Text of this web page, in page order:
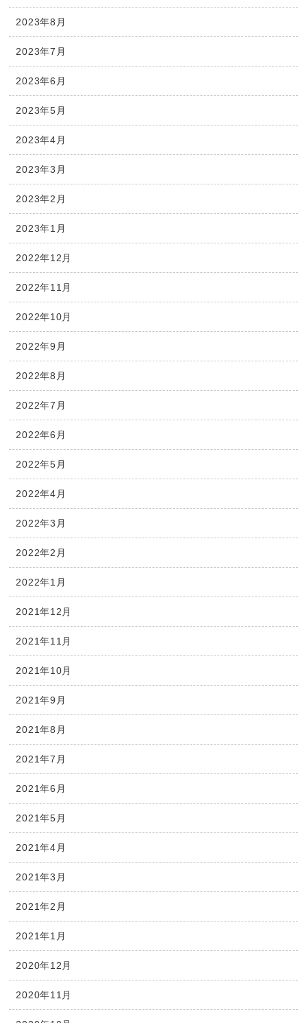
2023年8月
2023年7月
2023年6月
2023年5月
2023年4月
2023年3月
2023年2月
2023年1月
2022年12月
2022年11月
2022年10月
2022年9月
2022年8月
2022年7月
2022年6月
2022年5月
2022年4月
2022年3月
2022年2月
2022年1月
2021年12月
2021年11月
2021年10月
2021年9月
2021年8月
2021年7月
2021年6月
2021年5月
2021年4月
2021年3月
2021年2月
2021年1月
2020年12月
2020年11月